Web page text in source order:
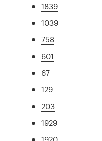
1839
1039
758
601
67
129
203
1929